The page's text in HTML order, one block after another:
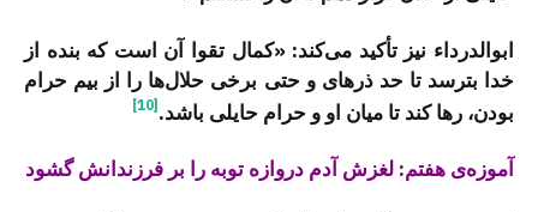
ابوالدرداء نیز تأکید می‌کند: «کمال تقوا آن است که بنده از
خدا بترسد تا حد ذرهای و حتی برخی حلال‌ها را از بیم حرام
بودن، رها کند تا میان او و حرام حایلی باشد. [10]
آموزه‌ی هفتم: لغزش آدم دروازه توبه را بر فرزندانش گشود